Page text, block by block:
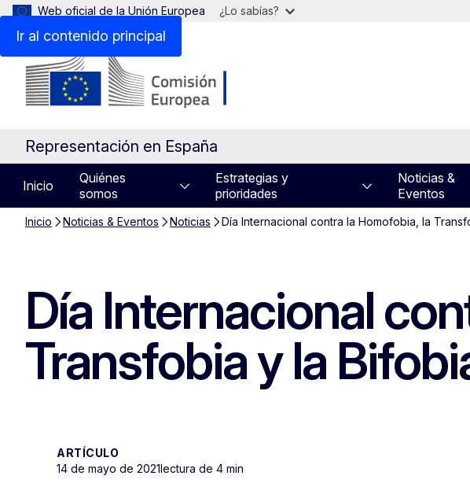
Ir al contenido principal
Web oficial de la Unión Europea ¿Lo sabías?
Representación en España
Inicio
Quiénes
somos
Estrategias y
prioridades
Noticias &
Eventos
Inicio Noticias & Eventos Noticias Día Internacional contra la Homofobia, la
Día Internacional
Transfobia y la
ARTÍCULO
14 de mayo de 2021lectura de 4 min